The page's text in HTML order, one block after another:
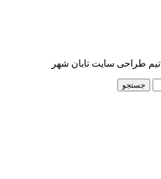
تیم طراحی سایت تابان شهر
جستجو